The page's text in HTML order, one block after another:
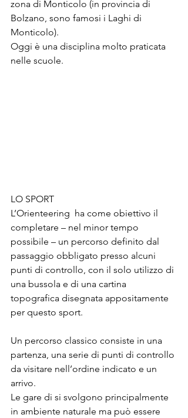
zona di Monticolo (in provincia di
Bolzano, sono famosi i Laghi di
Monticolo).
Oggi è una disciplina molto praticata
nelle scuole.
LO SPORT
L’Orienteering  ha come obiettivo il
completare – nel minor tempo
possibile – un percorso definito dal
passaggio obbligato presso alcuni
punti di controllo, con il solo utilizzo di
una bussola e di una cartina
topografica disegnata appositamente
per questo sport.
Un percorso classico consiste in una
partenza, una serie di punti di controllo
da visitare nell’ordine indicato e un
arrivo.
Le gare di si svolgono principalmente
in ambiente naturale ma può essere